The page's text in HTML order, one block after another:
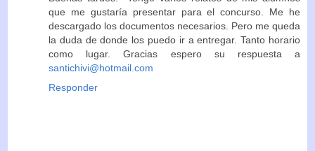
que me gustaría presentar para el concurso. Me he
descargado los documentos necesarios. Pero me queda
la duda de donde los puedo ir a entregar. Tanto horario
como lugar. Gracias espero su respuesta a
santichivi@hotmail.com
Responder